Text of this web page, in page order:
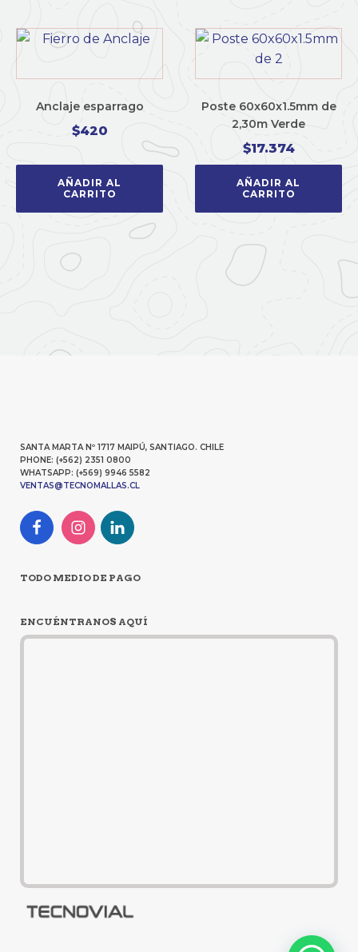
Anclaje esparrago
$420
AÑADIR AL
CARRITO
Poste 60x60x1.5mm de
2,30m Verde
$17.374
AÑADIR AL
CARRITO
SANTA MARTA Nº 1717 MAIPÚ, SANTIAGO. CHILE
PHONE: (+562) 2351 0800
WHATSAPP: (+569) 9946 5582
VENTAS@TECNOMALLAS.CL
TODO MEDIO DE PAGO
ENCUÉNTRANOS AQUÍ